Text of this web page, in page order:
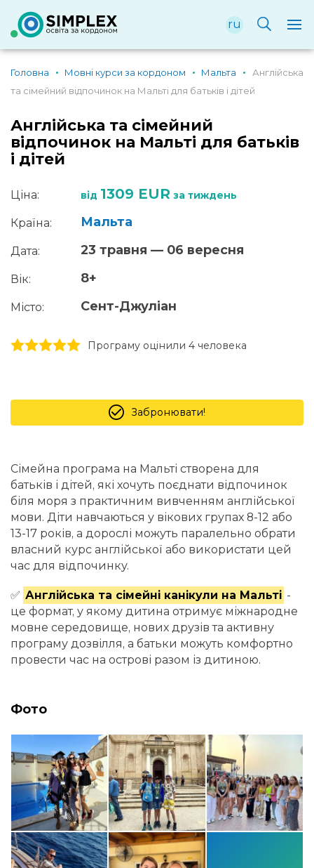
ru
Головна Мовні курси за кордоном Мальта
Англійська
та сімейний відпочинок на Мальті для батьків і дітей
Англійська та сімейний
відпочинок на Мальті для батьків
і дітей
Ціна: від 1309 EUR за тиждень
Країна: Мальта
Дата: 23 травня — 06 вересня
Вік: 8+
Місто: Сент-Джуліан
5 stars
4 stars
3 stars
2 stars
1 stars Програму оцінили 4 человекa
Забронювати!
Сімейна програма на Мальті створена для
батьків і дітей, які хочуть поєднати відпочинок
біля моря з практичним вивченням англійської
мови. Діти навчаються у вікових групах 8-12 або
13-17 років, а дорослі можуть паралельно обрати
власний курс англійської або використати цей
час для відпочинку.
✅ Англійська та сімейні канікули на Мальті -
це формат, у якому дитина отримує міжнародне
мовне середовище, нових друзів та активну
програму дозвілля, а батьки можуть комфортно
провести час на острові разом із дитиною.
Фото